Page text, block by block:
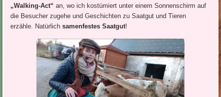
„Walking-Act“ an, wo ich kostümiert unter einem Sonnenschirm auf
die Besucher zugehe und Geschichten zu Saatgut und Tieren
erzähle. Natürlichsamenfestes Saatgut!